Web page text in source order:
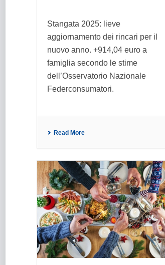
Stangata 2025: lieve
aggiornamento dei rincari per il
nuovo anno. +914,04 euro a
famiglia secondo le stime
dell’Osservatorio Nazionale
Federconsumatori.
Read More